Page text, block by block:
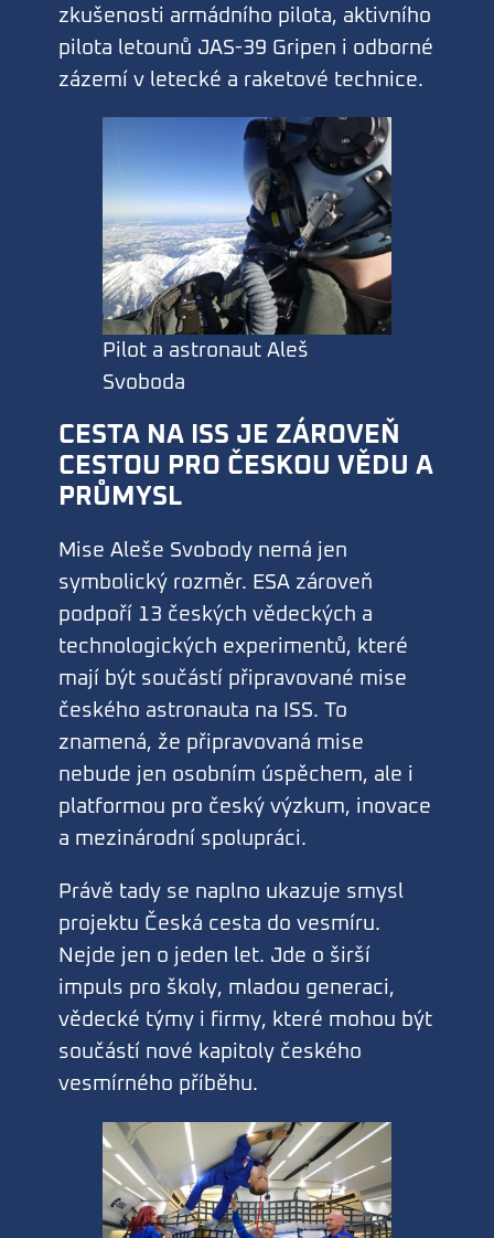
zkušenosti armádního pilota, aktivního
pilota letounů JAS-39 Gripen i odborné
zázemí v letecké a raketové technice.
Pilot a astronaut Aleš
Svoboda
CESTA NA ISS JE ZÁROVEŇ
CESTOU PRO ČESKOU VĚDU A
PRŮMYSL
Mise Aleše Svobody nemá jen
symbolický rozměr. ESA zároveň
podpoří 13 českých vědeckých a
technologických experimentů, které
mají být součástí připravované mise
českého astronauta na ISS. To
znamená, že připravovaná mise
nebude jen osobním úspěchem, ale i
platformou pro český výzkum, inovace
a mezinárodní spolupráci.
Právě tady se naplno ukazuje smysl
projektu Česká cesta do vesmíru.
Nejde jen o jeden let. Jde o širší
impuls pro školy, mladou generaci,
vědecké týmy i firmy, které mohou být
součástí nové kapitoly českého
vesmírného příběhu.